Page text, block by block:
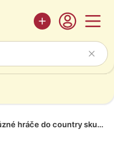
Hledáme různé hráče do country skupiny. Styl country a folk.